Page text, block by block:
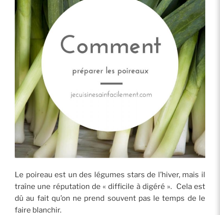
Le poireau est un des légumes stars de l’hiver, mais il
traîne une réputation de « difficile à digéré ». Cela est
dû au fait qu’on ne prend souvent pas le temps de le
faire blanchir.